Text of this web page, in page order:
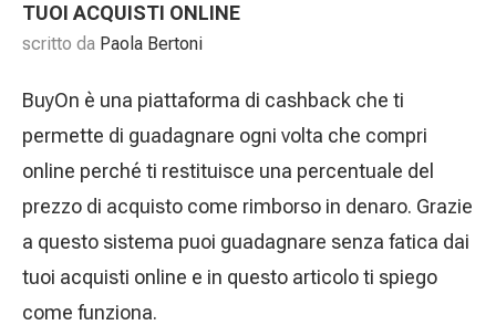
TUOI ACQUISTI ONLINE
scritto da Paola Bertoni
BuyOn è una piattaforma di cashback che ti
permette di guadagnare ogni volta che compri
online perché ti restituisce una percentuale del
prezzo di acquisto come rimborso in denaro. Grazie
a questo sistema puoi guadagnare senza fatica dai
tuoi acquisti online e in questo articolo ti spiego
come funziona.